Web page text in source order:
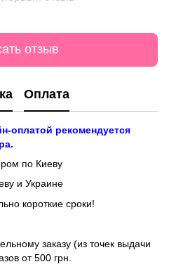
отзыв
Оплата
оплатой рекомендуется
по Киеву
и Украине
короткие сроки!
заказу (из точек выдачи
от 500 грн.